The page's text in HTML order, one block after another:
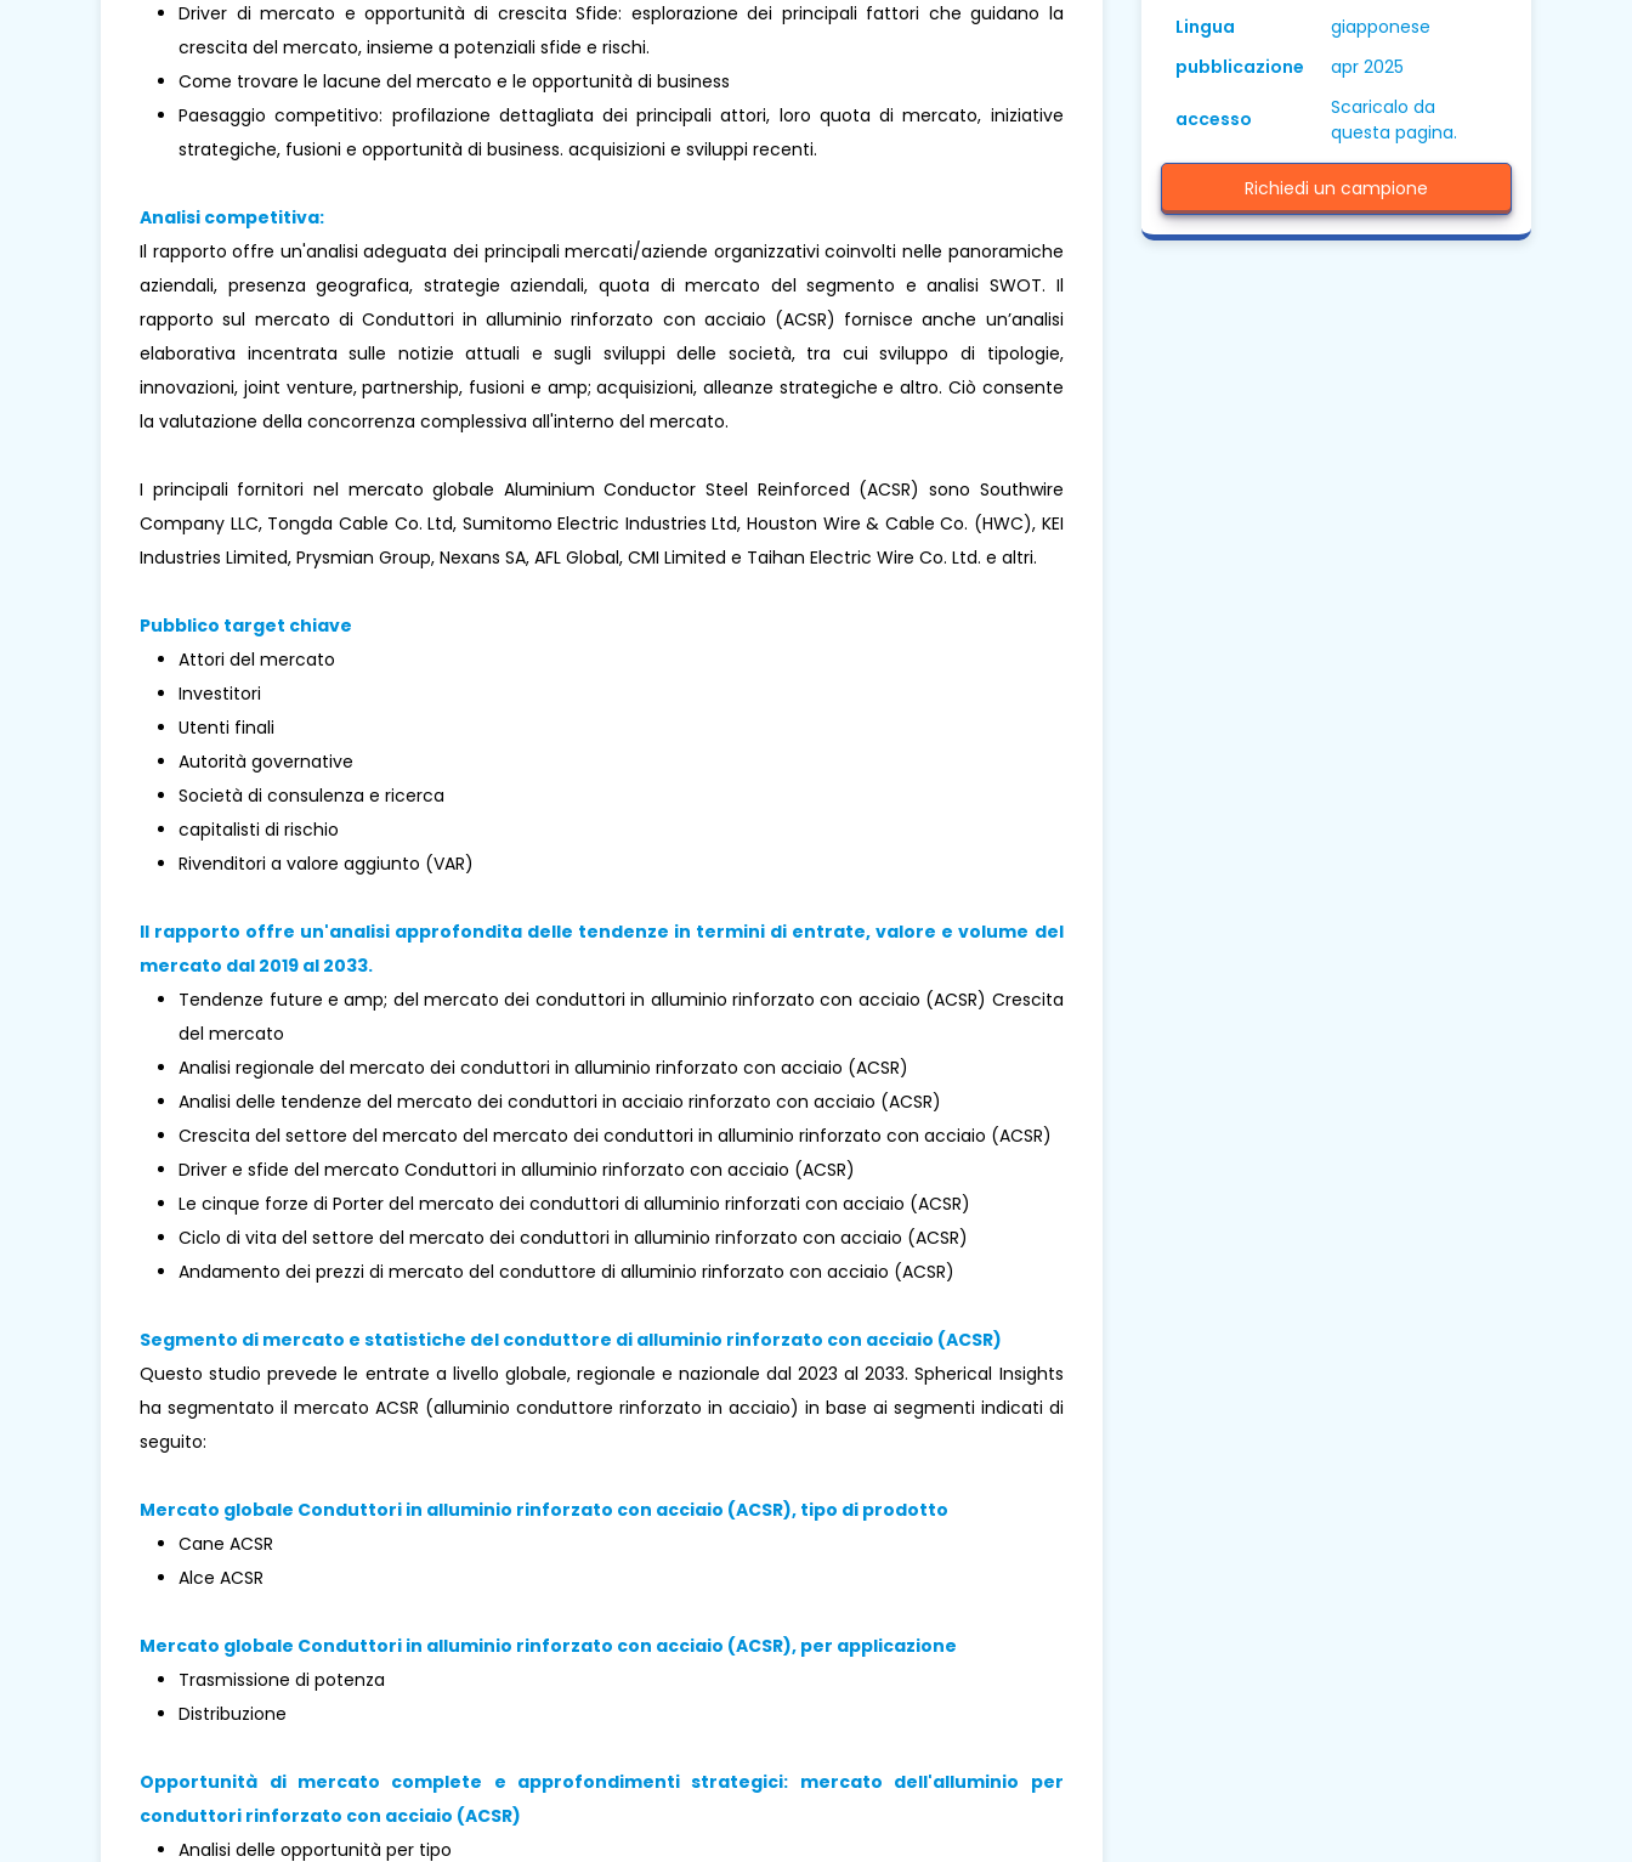
Driver di mercato e opportunità di crescita Sfide: esplorazione dei principali fattori che guidano la
crescita del mercato, insieme a potenziali sfide e rischi.
Come trovare le lacune del mercato e le opportunità di business
Paesaggio competitivo: profilazione dettagliata dei principali attori, loro quota di mercato, iniziative
strategiche, fusioni e opportunità di business. acquisizioni e sviluppi recenti.
Analisi competitiva:
Il rapporto offre un'analisi adeguata dei principali mercati/aziende organizzativi coinvolti nelle panoramiche
aziendali, presenza geografica, strategie aziendali, quota di mercato del segmento e analisi SWOT. Il
rapporto sul mercato di Conduttori in alluminio rinforzato con acciaio (ACSR) fornisce anche un’analisi
elaborativa incentrata sulle notizie attuali e sugli sviluppi delle società, tra cui sviluppo di tipologie,
innovazioni, joint venture, partnership, fusioni e amp; acquisizioni, alleanze strategiche e altro. Ciò consente
la valutazione della concorrenza complessiva all'interno del mercato.
I principali fornitori nel mercato globale Aluminium Conductor Steel Reinforced (ACSR) sono Southwire
Company LLC, Tongda Cable Co. Ltd, Sumitomo Electric Industries Ltd, Houston Wire & Cable Co. (HWC), KEI
Industries Limited, Prysmian Group, Nexans SA, AFL Global, CMI Limited e Taihan Electric Wire Co. Ltd. e altri.
Pubblico target chiave
Attori del mercato
Investitori
Utenti finali
Autorità governative
Società di consulenza e ricerca
capitalisti di rischio
Rivenditori a valore aggiunto (VAR)
Il rapporto offre un'analisi approfondita delle tendenze in termini di entrate, valore e volume del
mercato dal 2019 al 2033.
Tendenze future e amp; del mercato dei conduttori in alluminio rinforzato con acciaio (ACSR) Crescita
del mercato
Analisi regionale del mercato dei conduttori in alluminio rinforzato con acciaio (ACSR)
Analisi delle tendenze del mercato dei conduttori in acciaio rinforzato con acciaio (ACSR)
Crescita del settore del mercato del mercato dei conduttori in alluminio rinforzato con acciaio (ACSR)
Driver e sfide del mercato Conduttori in alluminio rinforzato con acciaio (ACSR)
Le cinque forze di Porter del mercato dei conduttori di alluminio rinforzati con acciaio (ACSR)
Ciclo di vita del settore del mercato dei conduttori in alluminio rinforzato con acciaio (ACSR)
Andamento dei prezzi di mercato del conduttore di alluminio rinforzato con acciaio (ACSR)
Segmento di mercato e statistiche del conduttore di alluminio rinforzato con acciaio (ACSR)
Questo studio prevede le entrate a livello globale, regionale e nazionale dal 2023 al 2033. Spherical Insights
ha segmentato il mercato ACSR (alluminio conduttore rinforzato in acciaio) in base ai segmenti indicati di
seguito:
Mercato globale Conduttori in alluminio rinforzato con acciaio (ACSR), tipo di prodotto
Cane ACSR
Alce ACSR
Mercato globale Conduttori in alluminio rinforzato con acciaio (ACSR), per applicazione
Trasmissione di potenza
Distribuzione
Opportunità di mercato complete e approfondimenti strategici: mercato dell'alluminio per
conduttori rinforzato con acciaio (ACSR)
Analisi delle opportunità per tipo
Lingua
giapponese
pubblicazione
apr 2025
accesso
Scaricalo da
questa pagina.
Richiedi un campione